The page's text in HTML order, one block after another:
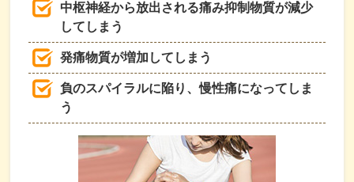
中枢神経から放出される痛み抑制物質が減少
してしまう
発痛物質が増加してしまう
負のスパイラルに陥り、慢性痛になってしま
う